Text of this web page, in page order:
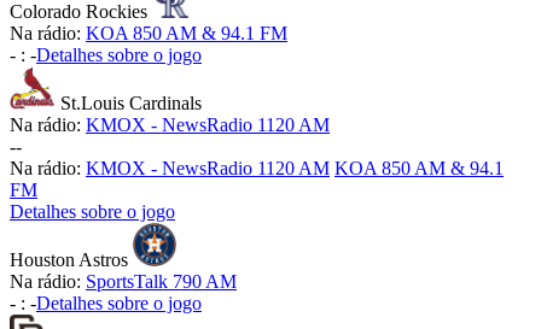
Colorado Rockies
Na rádio: KOA 850 AM & 94.1 FM
- : -Detalhes sobre o jogo
St.Louis Cardinals
Na rádio: KMOX - NewsRadio 1120 AM
--
Na rádio: KMOX - NewsRadio 1120 AM KOA 850 AM & 94.1
FM
Detalhes sobre o jogo
Houston Astros
Na rádio: SportsTalk 790 AM
- : -Detalhes sobre o jogo